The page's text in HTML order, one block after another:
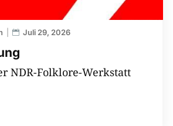
Juli 29, 2026
NDR-Folklore-Werkstatt